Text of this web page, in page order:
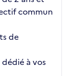
commun
de
à vos